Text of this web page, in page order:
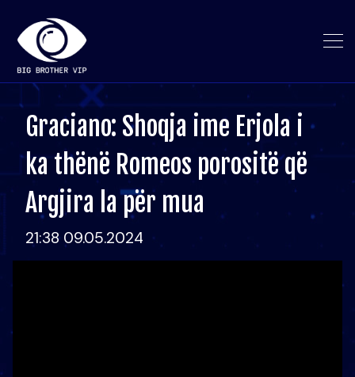
Graciano: Shoqja ime Erjola i
ka thënë Romeos porositë që
Argjira la për mua
21:38 09.05.2024